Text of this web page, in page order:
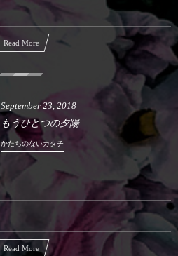
Read More
September 23 ,2018
もうひとつの夕陽
かたちのないカタチ
Read More